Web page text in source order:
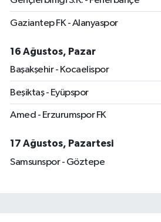
Gaziantep FK - Alanyaspor
16 Ağustos, Pazar
Başakşehir - Kocaelispor
Beşiktaş - Eyüpspor
Amed - Erzurumspor FK
17 Ağustos, Pazartesi
Samsunspor - Göztepe